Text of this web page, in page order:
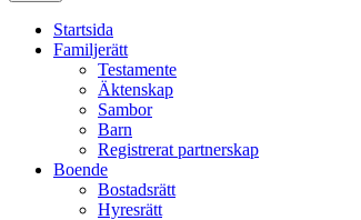
Startsida
Familjerätt
Testamente
Äktenskap
Sambor
Barn
Registrerat partnerskap
Boende
Bostadsrätt
Hyresrätt